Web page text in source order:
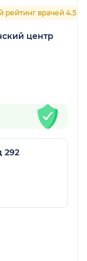
рейтинг врачей 4.5
центр
292